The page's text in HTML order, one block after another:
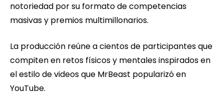
notoriedad por su formato de competencias
masivas y premios multimillonarios.
La producción reúne a cientos de participantes que
compiten en retos físicos y mentales inspirados en
el estilo de videos que MrBeast popularizó en
YouTube.